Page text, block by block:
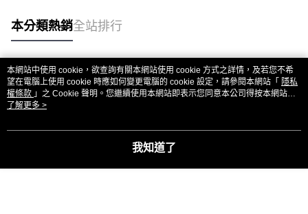
本分類熱銷全站排行
熱門標籤
本網站中使用 cookie，欲查詢有關本網站使用 cookie 方式之詳情，及若您不希
望在電腦上使用 cookie 時應如何變更電腦的 cookie 設定，請參閱本網站「 隱私
權條款 」之 Cookie 聲明。您繼續使用本網站即表示您同意本公司得按本網站使
用條款之 Cookie 聲明使用 cookie。
了解更多 >
我知道了